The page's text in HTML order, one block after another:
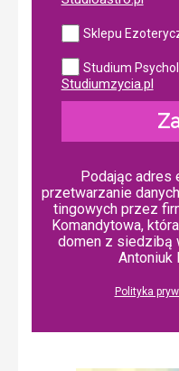
Sklepu
Studium
Studiumzycia.pl
Podając adres
przetwarzanie
tin­go­wych przez
Komandytowa,
domen z siedzibą
Antoniuk
Polityka